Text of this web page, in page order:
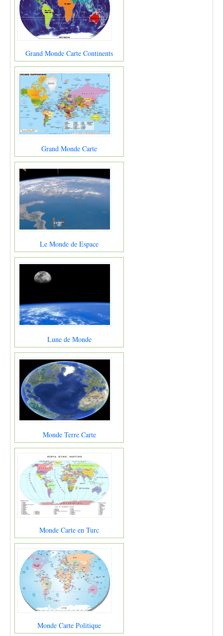
Grand Monde Carte Continents
Grand Monde Carte
Le Monde de Espace
Lune de Monde
Monde Terre Carte
Monde Carte en Turc
Monde Carte Politique